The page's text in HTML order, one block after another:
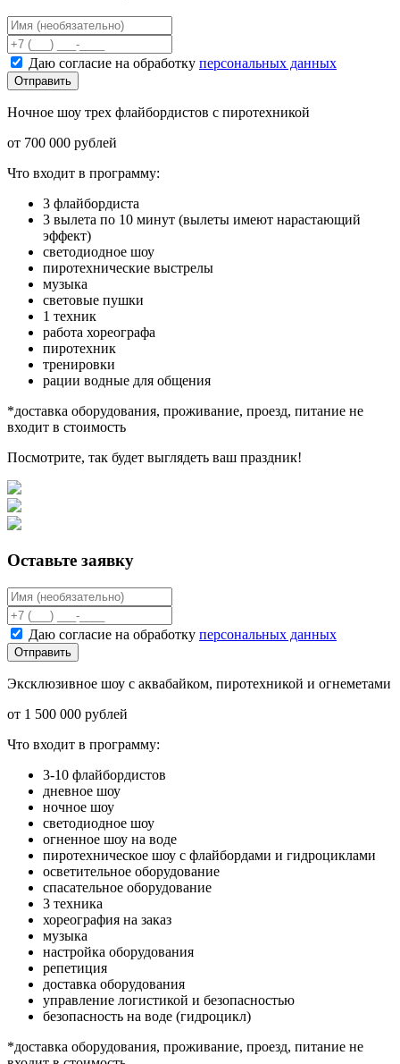
Даю согласие на обработку персональных данных
Отправить
Ночное шоу трех флайбордистов с пиротехникой
от 700 000 рублей
Что входит в программу:
3 флайбордиста
3 вылета по 10 минут (вылеты имеют нарастающий
эффект)
светодиодное шоу
пиротехнические выстрелы
музыка
световые пушки
1 техник
работа хореографа
пиротехник
тренировки
рации водные для общения
*доставка оборудования, проживание, проезд, питание не
входит в стоимость
Посмотрите, так будет выглядеть ваш праздник!
Оставьте заявку
Даю согласие на обработку персональных данных
Отправить
Эксклюзивное шоу с аквабайком, пиротехникой и огнеметами
от 1 500 000 рублей
Что входит в программу:
3-10 флайбордистов
дневное шоу
ночное шоу
светодиодное шоу
огненное шоу на воде
пиротехническое шоу с флайбордами и гидроциклами
осветительное оборудование
спасательное оборудование
3 техника
хореография на заказ
музыка
настройка оборудования
репетиция
доставка оборудования
управление логистикой и безопасностью
безопасность на воде (гидроцикл)
*доставка оборудования, проживание, проезд, питание не